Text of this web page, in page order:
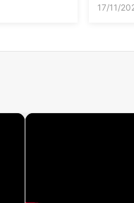
17/11/